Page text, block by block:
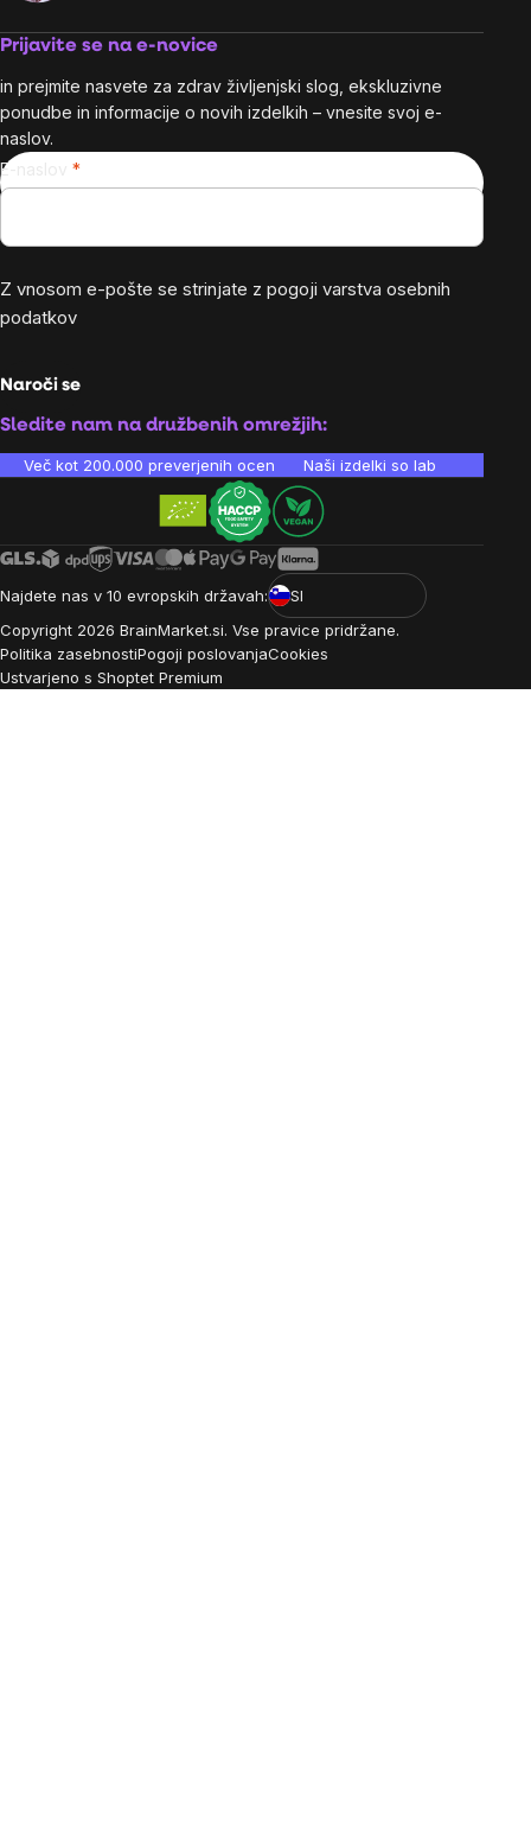
Prijavite se na e-novice
in prejmite nasvete za zdrav življenjski slog, ekskluzivne
ponudbe in informacije o novih izdelkih – vnesite svoj e-
naslov.
E-naslov
Z vnosom e-pošte se strinjate z pogoji varstva osebnih
podatkov
Naroči se
Sledite nam na družbenih omrežjih:
Več kot 200.000 preverjenih ocen Naši izdelki so laboratorijsko
Najdete nas v 10 evropskih državah:
SI
Copyright 2026 BrainMarket.si. Vse pravice pridržane.
Politika zasebnostiPogoji poslovanjaCookies
Ustvarjeno s Shoptet Premium